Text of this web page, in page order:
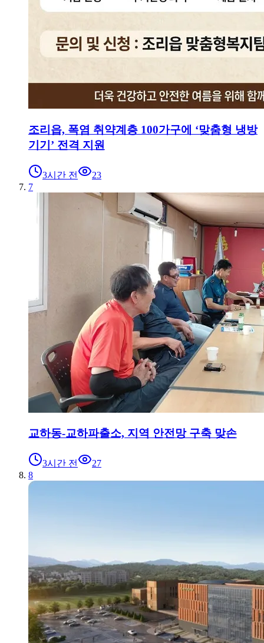
조리읍, 폭염 취약계층 100가구에 ‘맞춤형 냉방
기기’ 전격 지원
3시간 전
23
7
교하동-교하파출소, 지역 안전망 구축 맞손
3시간 전
27
8